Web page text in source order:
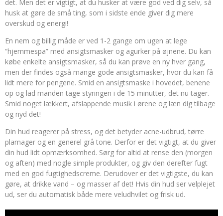
det. Men det er vigtigt, at du husker at være god ved dig selv, så
husk at gøre de små ting, som i sidste ende giver dig mere
overskud og energi!
En nem og billig måde er ved 1-2 gange om ugen at lege
“hjemmespa” med ansigtsmasker og agurker på øjnene. Du kan
købe enkelte ansigtsmasker, så du kan prøve en ny hver gang,
men der findes også mange gode ansigtsmasker, hvor du kan få
lidt mere for pengene. Smid en ansigtsmaske i hovedet, benene
op og lad manden tage styringen i de 15 minutter, det nu tager.
Smid noget lækkert, afslappende musik i ørene og læn dig tilbage
og nyd det!
Din hud reagerer på stress, og det betyder acne-udbrud, tørre
plamager og en generel grå tone. Derfor er det vigtigt, at du giver
din hud lidt opmærksomhed. Sørg for altid at rense den (morgen
og aften) med nogle simple produkter, og giv den derefter fugt
med en god fugtighedscreme. Derudover er det vigtigste, du kan
gøre, at drikke vand – og masser af det! Hvis din hud ser velplejet
ud, ser du automatisk både mere veludhvilet og frisk ud.